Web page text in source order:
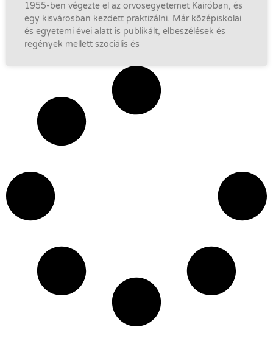
1955-ben végezte el az orvosegyetemet Kairóban, és
egy kisvárosban kezdett praktizálni. Már középiskolai
és egyetemi évei alatt is publikált, elbeszélések és
regények mellett szociális és